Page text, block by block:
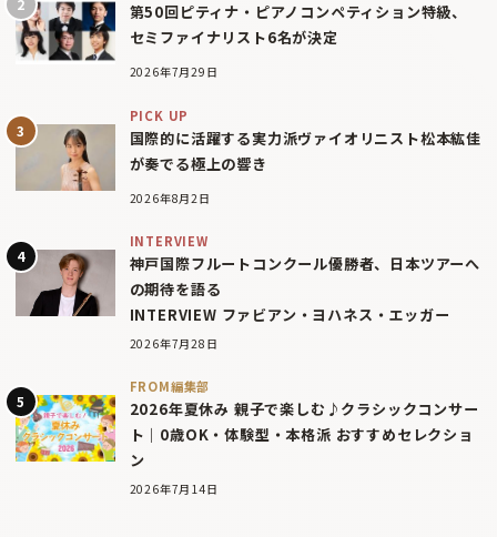
第50回ピティナ・ピアノコンペティション特級、
セミファイナリスト6名が決定
2026年7月29日
PICK UP
国際的に活躍する実力派ヴァイオリニスト松本紘佳
が奏でる極上の響き
2026年8月2日
INTERVIEW
神戸国際フルートコンクール優勝者、日本ツアーへ
の期待を語る
INTERVIEW ファビアン・ヨハネス・エッガー
2026年7月28日
FROM編集部
2026年夏休み 親子で楽しむ♪クラシックコンサー
ト｜0歳OK・体験型・本格派 おすすめセレクショ
ン
2026年7月14日